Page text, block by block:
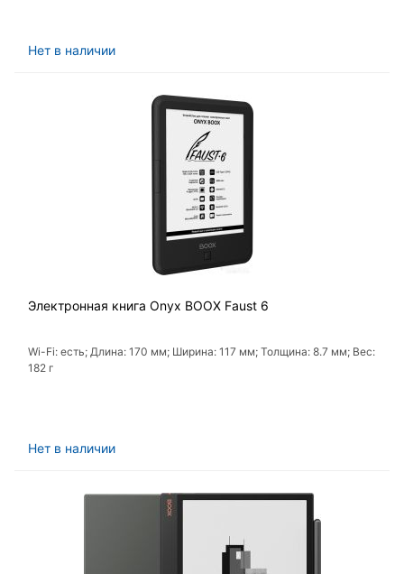
Нет в наличии
Электронная книга Onyx BOOX Faust 6
Wi-Fi: есть; Длина: 170 мм; Ширина: 117 мм; Толщина: 8.7 мм; Вес:
182 г
Нет в наличии